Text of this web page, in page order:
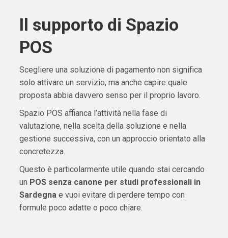
Il supporto di Spazio
POS
Scegliere una soluzione di pagamento non significa
solo attivare un servizio, ma anche capire quale
proposta abbia davvero senso per il proprio lavoro.
Spazio POS affianca l’attività nella fase di
valutazione, nella scelta della soluzione e nella
gestione successiva, con un approccio orientato alla
concretezza.
Questo è particolarmente utile quando stai cercando
un POS senza canone per studi professionali in
Sardegnae vuoi evitare di perdere tempo con
formule poco adatte o poco chiare.